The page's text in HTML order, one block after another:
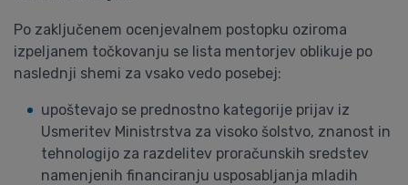
Po zaključenem ocenjevalnem postopku oziroma
izpeljanem točkovanju se lista mentorjev oblikuje po
naslednji shemi za vsako vedo posebej:
upoštevajo se prednostno kategorije prijav iz
Usmeritev Ministrstva za visoko šolstvo, znanost in
tehnologijo za razdelitev proračunskih sredstev
namenjenih financiranju usposabljanja mladih